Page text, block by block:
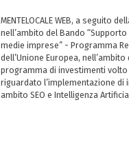
MENTELOCALE WEB, a seguito
nell’ambito del Bando
medie imprese” - Programma
dell’Unione Europea, nell’ambito
programma di investimenti volto
riguardato l’implementazione
ambito SEO e Intelligenza